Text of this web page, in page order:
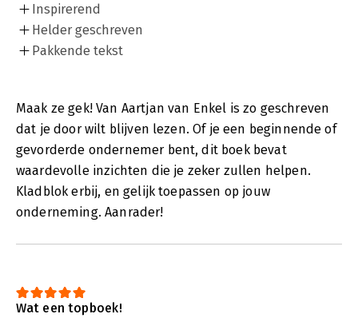
Inspirerend
Helder geschreven
Pakkende tekst
Maak ze gek! Van Aartjan van Enkel is zo geschreven
dat je door wilt blijven lezen. Of je een beginnende of
gevorderde ondernemer bent, dit boek bevat
waardevolle inzichten die je zeker zullen helpen.
Kladblok erbij, en gelijk toepassen op jouw
onderneming. Aanrader!
Wat een topboek!